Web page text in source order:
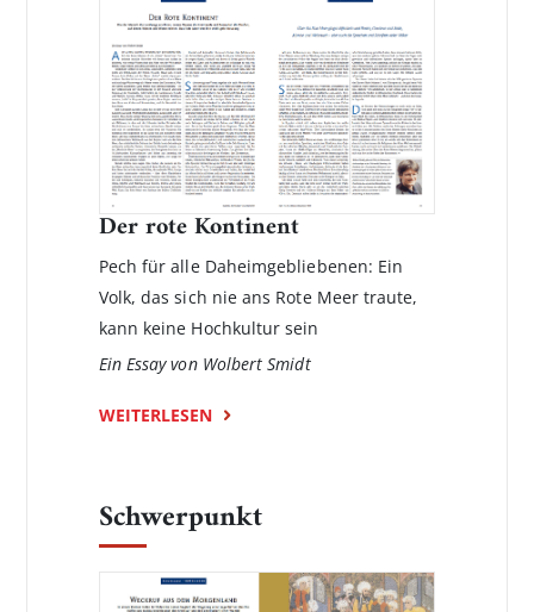
Der rote Kontinent
Pech für alle Daheimgebliebenen: Ein
Volk, das sich nie ans Rote Meer traute,
kann keine Hochkultur sein
Ein Essay von Wolbert Smidt
WEITERLESEN
Schwerpunkt